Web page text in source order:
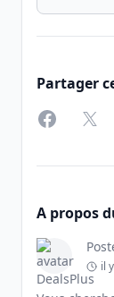
Partager
Facebook
A propos
il